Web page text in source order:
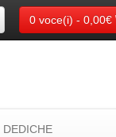
0 voce(i) - 0,00€
DEDICHE